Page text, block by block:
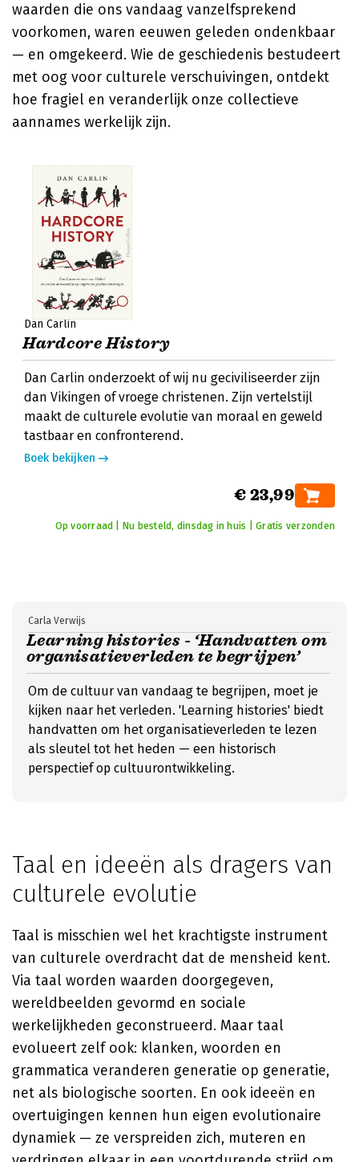
waarden die ons vandaag vanzelfsprekend
voorkomen, waren eeuwen geleden ondenkbaar
— en omgekeerd. Wie de geschiedenis bestudeert
met oog voor culturele verschuivingen, ontdekt
hoe fragiel en veranderlijk onze collectieve
aannames werkelijk zijn.
Dan Carlin
Hardcore History
Dan Carlin onderzoekt of wij nu geciviliseerder zijn
dan Vikingen of vroege christenen. Zijn vertelstijl
maakt de culturele evolutie van moraal en geweld
tastbaar en confronterend.
Boek bekijken
€ 23,99
Op voorraad | Nu besteld, dinsdag in huis | Gratis verzonden
Learning histories - ‘Handvatten om
organisatieverleden te begrijpen’
Carla Verwijs
Om de cultuur van vandaag te begrijpen, moet je
kijken naar het verleden. 'Learning histories' biedt
handvatten om het organisatieverleden te lezen
als sleutel tot het heden — een historisch
perspectief op cultuurontwikkeling.
Taal en ideeën als dragers van
culturele evolutie
Taal is misschien wel het krachtigste instrument
van culturele overdracht dat de mensheid kent.
Via taal worden waarden doorgegeven,
wereldbeelden gevormd en sociale
werkelijkheden geconstrueerd. Maar taal
evolueert zelf ook: klanken, woorden en
grammatica veranderen generatie op generatie,
net als biologische soorten. En ook ideeën en
overtuigingen kennen hun eigen evolutionaire
dynamiek — ze verspreiden zich, muteren en